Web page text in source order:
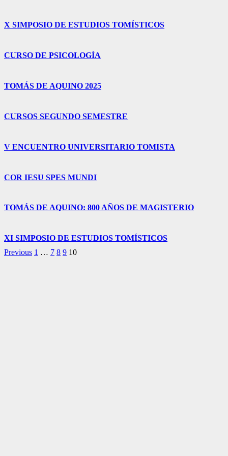
X SIMPOSIO DE ESTUDIOS TOMÍSTICOS
CURSO DE PSICOLOGÍA
TOMÁS DE AQUINO 2025
CURSOS SEGUNDO SEMESTRE
V ENCUENTRO UNIVERSITARIO TOMISTA
COR IESU SPES MUNDI
TOMÁS DE AQUINO: 800 AÑOS DE MAGISTERIO
XI SIMPOSIO DE ESTUDIOS TOMÍSTICOS
Previous 1 … 7 8 9 10